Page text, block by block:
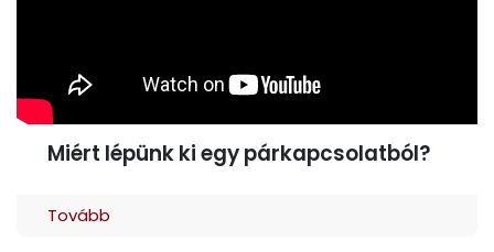
Miért lépünk ki egy párkapcsolatból?
Tovább